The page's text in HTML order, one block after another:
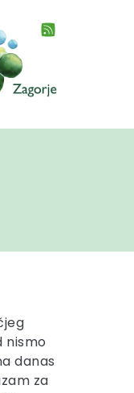
nismo
danas
za